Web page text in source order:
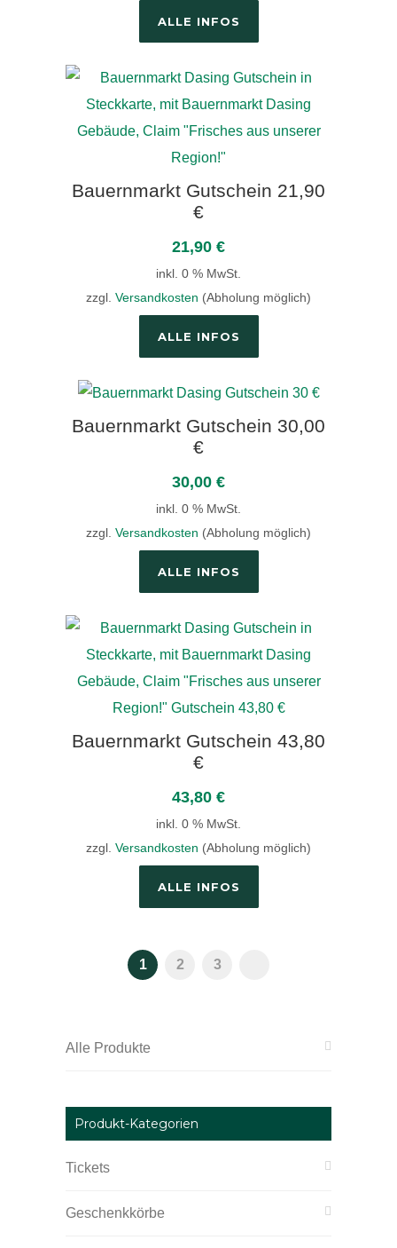
ALLE INFOS
Bauernmarkt Gutschein 21,90
€
21,90 €
inkl. 0 % MwSt.
zzgl. Versandkosten (Abholung möglich)
ALLE INFOS
Bauernmarkt Gutschein 30,00
€
30,00 €
inkl. 0 % MwSt.
zzgl. Versandkosten (Abholung möglich)
ALLE INFOS
Bauernmarkt Gutschein 43,80
€
43,80 €
inkl. 0 % MwSt.
zzgl. Versandkosten (Abholung möglich)
ALLE INFOS
1 2 3
Alle Produkte
Produkt-Kategorien
Tickets
Geschenkkörbe